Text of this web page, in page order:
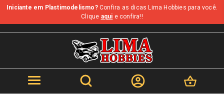
Iniciante em Plastimodelismo?Confira as dicas Lima Hobbies para você.
Clique aqui e confira!!